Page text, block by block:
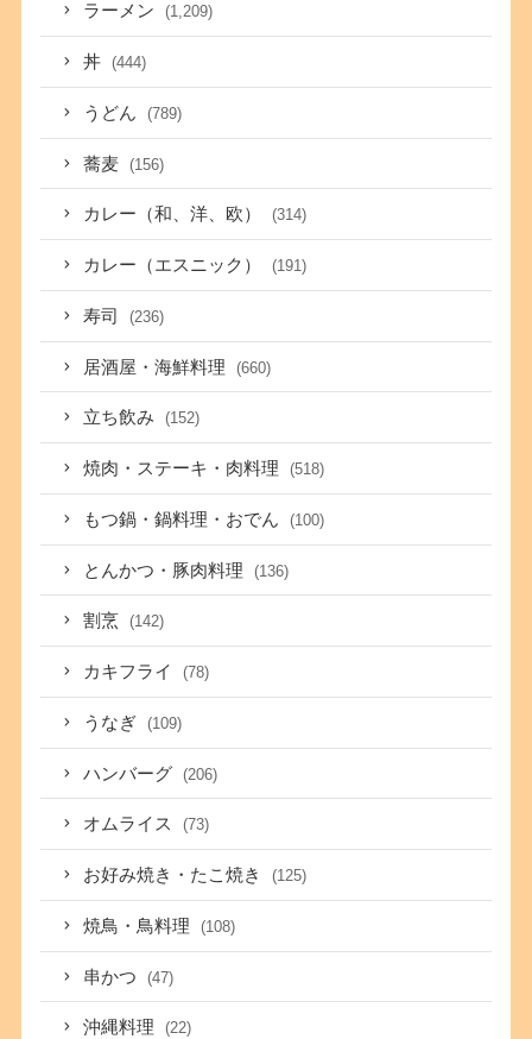
ラーメン (1,209)
丼 (444)
うどん (789)
蕎麦 (156)
カレー（和、洋、欧） (314)
カレー（エスニック） (191)
寿司 (236)
居酒屋・海鮮料理 (660)
立ち飲み (152)
焼肉・ステーキ・肉料理 (518)
もつ鍋・鍋料理・おでん (100)
とんかつ・豚肉料理 (136)
割烹 (142)
カキフライ (78)
うなぎ (109)
ハンバーグ (206)
オムライス (73)
お好み焼き・たこ焼き (125)
焼鳥・鳥料理 (108)
串かつ (47)
沖縄料理 (22)